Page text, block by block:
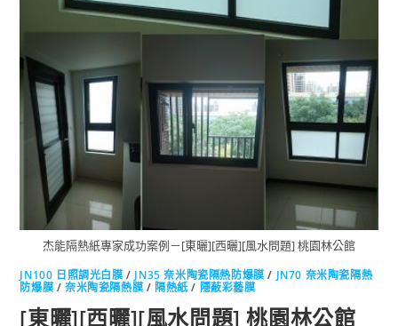
杰能隔熱紙專家成功案例－[東曬][西曬][風水問題] 桃園林公館
JN100 日照調光白膜 / JN35 奈米陶瓷隔熱防爆膜 / JN70 奈米陶瓷隔熱
防爆膜 /奈米陶瓷隔熱膜 / 隔熱紙/ 隱蔽彩藝膜
[東曬][西曬][風水問題] 桃園林公館